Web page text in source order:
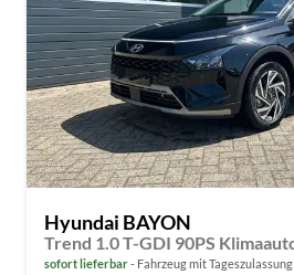
Hyundai BAYON
sofort lieferbar Fahrzeug mit Tageszulassung